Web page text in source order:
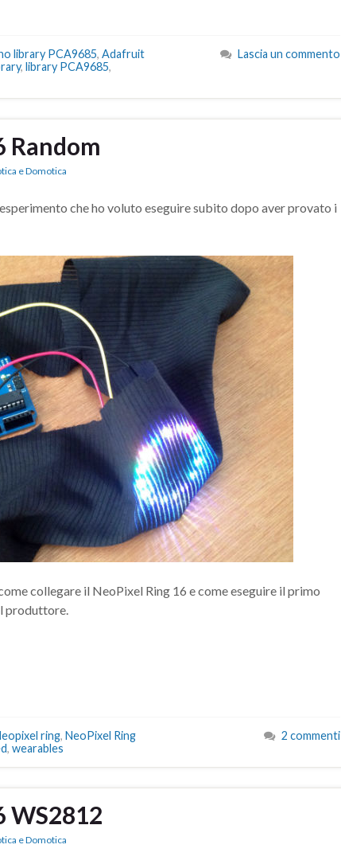
library PCA9685, Adafruit
, library PCA9685,
Lascia un commento
Random
e Domotica
che ho voluto eseguire subito dopo aver provato i
collegare il NeoPixel Ring 16 e come eseguire il primo
produttore.
ring, NeoPixel Ring
, wearables
2 commenti
WS2812
e Domotica